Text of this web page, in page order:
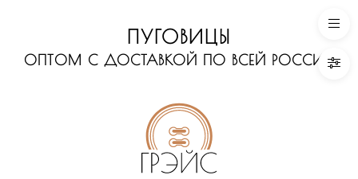
ПУГОВИЦЫ
ОПТОМ С ДОСТАВКОЙ ПО ВСЕЙ РОССИИ